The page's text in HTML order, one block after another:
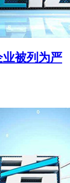
被列为严